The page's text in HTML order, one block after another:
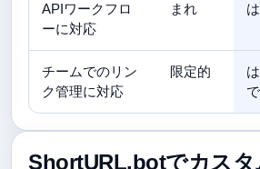
APIワークフロ
ーに対応
まれ
チームでのリン
ク管理に対応
限定的
ShortURL.botでカスタ